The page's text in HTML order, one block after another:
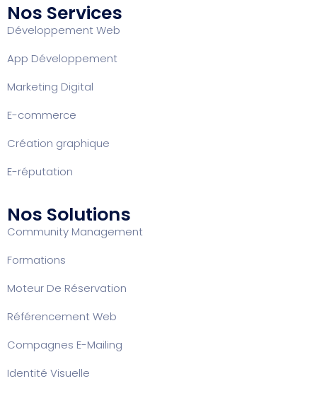
Nos Services
Développement Web
App Développement
Marketing Digital
E-commerce
Création graphique
E-réputation
Nos Solutions
Community Management
Formations
Moteur De Réservation
Référencement Web
Compagnes E-Mailing
Identité Visuelle